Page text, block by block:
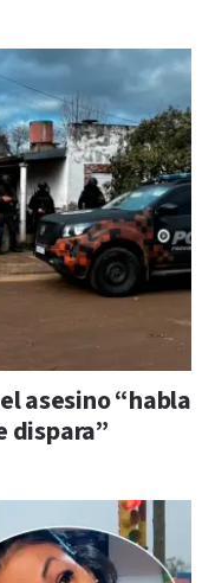
asesino “habla
dispara”